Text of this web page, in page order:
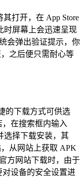
打开，在 App Store
时屏幕上会迅速呈现
会弹出验证提示，你
之后便只需耐心等
的下载方式可供选
，在搜索框内输入
选择下载安装，其
从网站上获取 APK
方网站下载时，由于
对设备的安全设置进